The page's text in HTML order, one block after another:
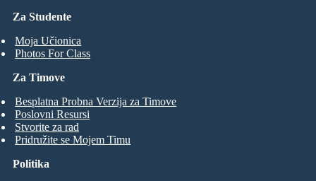
Za Studente
Moja Učionica
Photos For Class
Za Timove
Besplatna Probna Verzija za Timove
Poslovni Resursi
Stvorite za rad
Pridružite se Mojem Timu
Politika